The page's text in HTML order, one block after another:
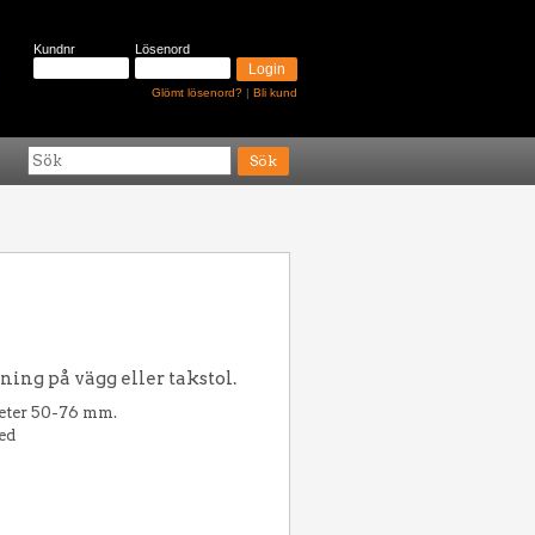
Kundnr Lösenord
Glömt lösenord? | Bli kund
på vägg eller takstol.
50-76 mm.